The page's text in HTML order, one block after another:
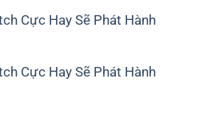
Cực Hay Sẽ Phát Hành
Cực Hay Sẽ Phát Hành